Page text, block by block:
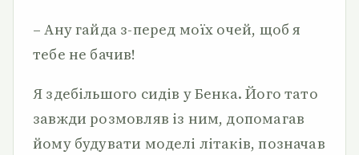
– Ану гайда з-перед моїх очей, щоб я
тебе не бачив!
Я здебільшого сидів у Бенка. Його тато
завжди розмовляв із ним, допомагав
йому будувати моделі літаків, позначав